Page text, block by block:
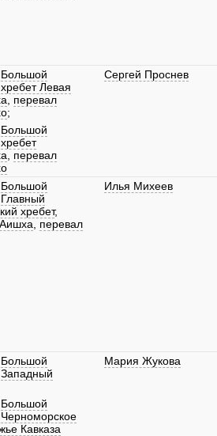
Большой
хребет Левая
перевал
;
Большой
хребет
перевал
Сергей Проснев
Большой
Главный
хребет,
перевал
Илья Михеев
Большой
Западный
Большой
Черноморское
Кавказа
Мария Жукова